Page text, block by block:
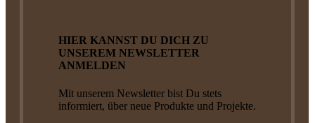
HIER KANNST DU DICH ZU
UNSEREM NEWSLETTER
ANMELDEN
Mit unserem Newsletter bist Du stets
informiert, über neue Produkte und Projekte.